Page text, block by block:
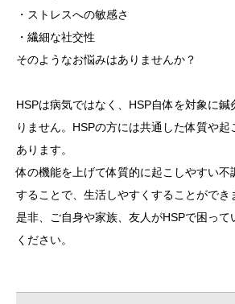
・ストレスへの敏感さ
・繊細な社交性
そのようなお悩みはありませんか？
HSPは病気ではなく、HSP自体を対象に鍼
りません。HSPの方には共通した体質や
あります。
体の機能を上げて体質的に起こしやすい不
することで、生活しやすくすることができ
是非、ご自身や家族、友人がHSPで困って
ください。